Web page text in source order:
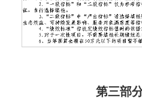
第三部